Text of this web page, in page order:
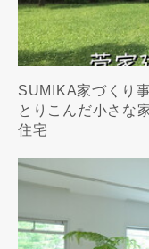
SUMIKA家づくり
とりこんだ小さな
住宅